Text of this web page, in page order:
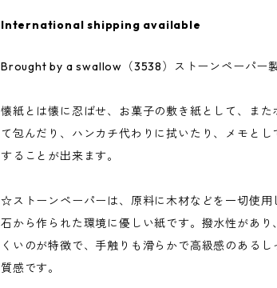
International shipping available
Brought by a swallow（3538）ストーンペーパー
懐紙とは懐に忍ばせ、お菓子の敷き紙として、また
て包んだり、ハンカチ代わりに拭いたり、メモとし
することが出来ます。
☆ストーンペーパーは、原料に木材などを一切使用
石から作られた環境に優しい紙です。撥水性があり
くいのが特徴で、手触りも滑らかで高級感のあるし
質感です。